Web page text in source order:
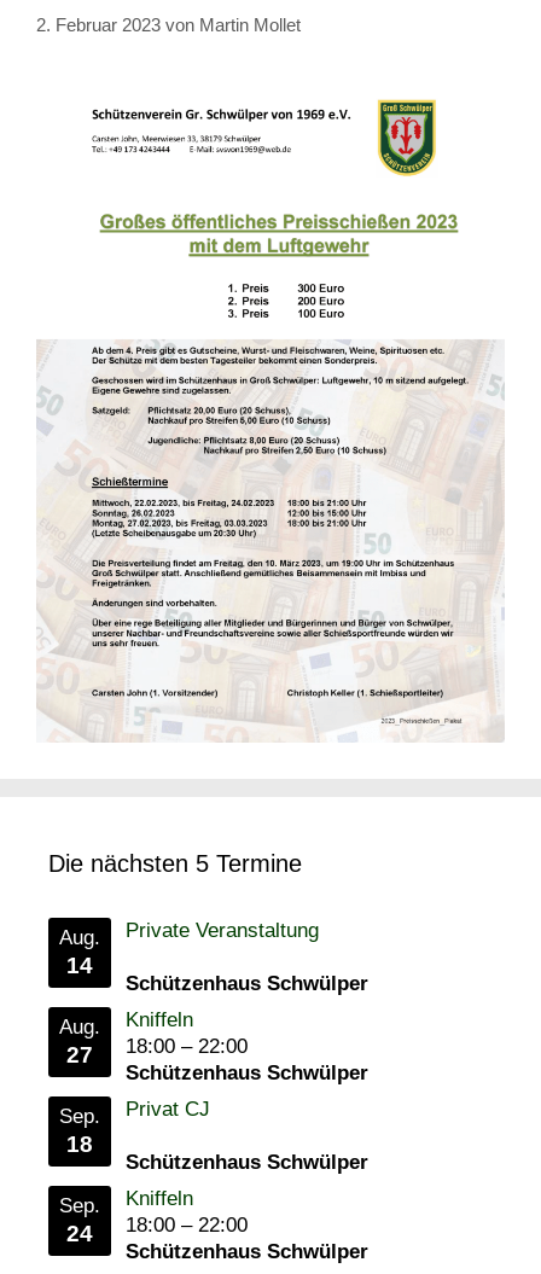
2. Februar 2023 von Martin Mollet
Die nächsten 5 Termine
Aug.
14
Private Veranstaltung
Schützenhaus Schwülper
Aug.
27
Kniffeln
18:00 – 22:00
Schützenhaus Schwülper
Sep.
18
Privat CJ
Schützenhaus Schwülper
Sep.
24
Kniffeln
18:00 – 22:00
Schützenhaus Schwülper